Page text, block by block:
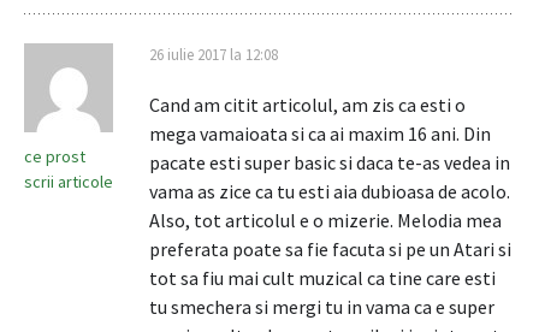
ce prost
scrii articole
26 iulie 2017 la 12:08
Cand am citit articolul, am zis ca esti o
mega vamaioata si ca ai maxim 16 ani. Din
pacate esti super basic si daca te-as vedea in
vama as zice ca tu esti aia dubioasa de acolo.
Also, tot articolul e o mizerie. Melodia mea
preferata poate sa fie facuta si pe un Atari si
tot sa fiu mai cult muzical ca tine care esti
tu smechera si mergi tu in vama ca e super